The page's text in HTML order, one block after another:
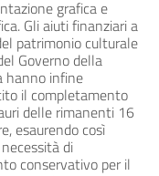
grafica e
Gli aiuti finanziari a
patrimonio culturale
Governo della
hanno infine
il completamento
delle rimanenti 16
esaurendo così
di
conservativo per il